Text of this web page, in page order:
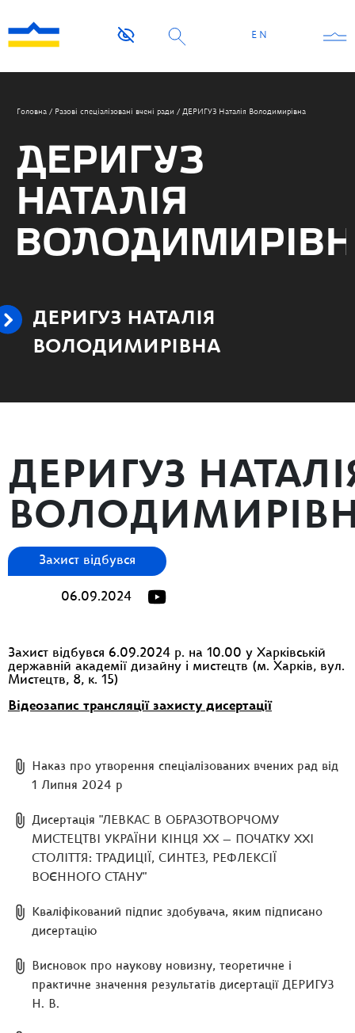
EN
Головна / Разові спеціалізовані вчені ради / ДЕРИГУЗ Наталія Володимирівна
ДЕРИГУЗ
НАТАЛІЯ
ДЕРИГУЗ НАТАЛІЯ
ВОЛОДИМИРІВНА
ДЕРИГУЗ
Захист відбувся
06.09.2024
Захист відбувся 6.09.2024 р. на 10.00 у Харківській
державній академії дизайну і мистецтв (м. Харків, вул.
Мистецтв, 8, к. 15)
Відеозапис трансляції захисту дисертації
Наказ про утворення спеціалізованих вчених рад від
1 Липня 2024 р
Дисертація "ЛЕВКАС В ОБРАЗОТВОРЧОМУ
МИСТЕЦТВІ УКРАЇНИ КІНЦЯ XX — ПОЧАТКУ XXI
СТОЛІТТЯ: ТРАДИЦІЇ, СИНТЕЗ, РЕФЛЕКСІЇ
ВОЄННОГО СТАНУ"
Кваліфікований підпис здобувача, яким підписано
дисертацію
Висновок про наукову новизну, теоретичне і
практичне значення результатів дисертації ДЕРИГУЗ
Н. В.